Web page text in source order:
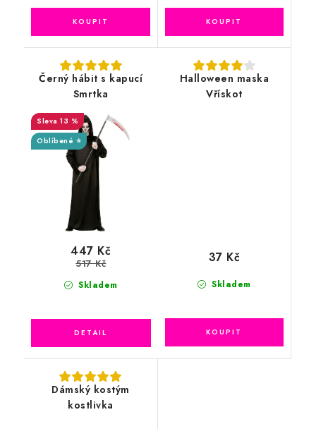
Černý hábit s kapucí
Smrtka
13 %
Oblíbené ⭐
Skladem
447 Kč
517 Kč
Halloween maska
Vřískot
Skladem
37 Kč
Dámský kostým
kostlivka